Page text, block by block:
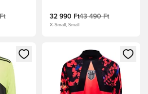
32 990 Ft43 490 Ft
X-Small, Small
a bejelentkezéshez vagy a tagként
Megnyit egy modált a